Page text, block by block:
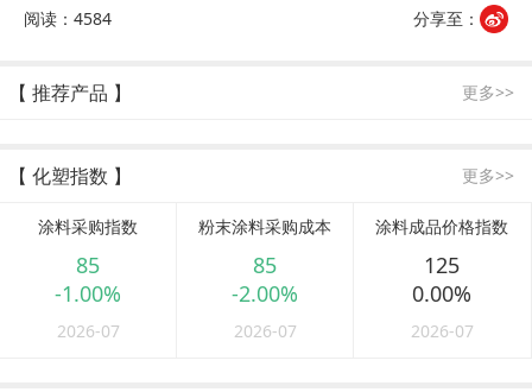
阅读：4584 分享至：
【 推荐产品 】 更多>>
【 化塑指数 】 更多>>
涂料采购指数
85
-1.00%
2026-07
粉末涂料采购成本
85
-2.00%
2026-07
涂料成品价格指数
125
0.00%
2026-07